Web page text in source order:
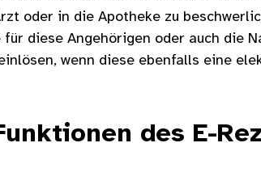
oder in die Apotheke zu
diese Angehörigen oder auch die
wenn diese ebenfalls eine
des E-